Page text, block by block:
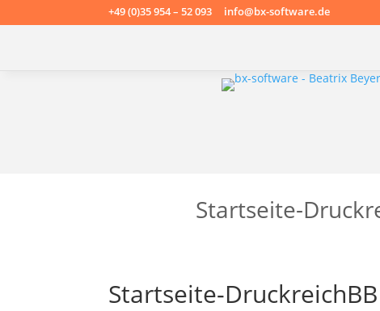
+49 (0)35 954 – 52 093 info@bx-software.de
Startseite-
Startseite-DruckreichBB